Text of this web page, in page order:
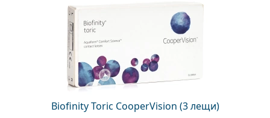
Biofinity Toric CooperVision (3 лещи)